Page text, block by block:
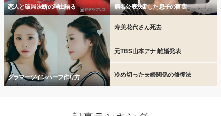
恋人と破局 決断の理由語る 病名公表決断した息子の言葉
グラマーツインハーフ作り方
寿美花代さん死去
元TBS山本アナ 離婚発表
冷め切った夫婦関係の修復法